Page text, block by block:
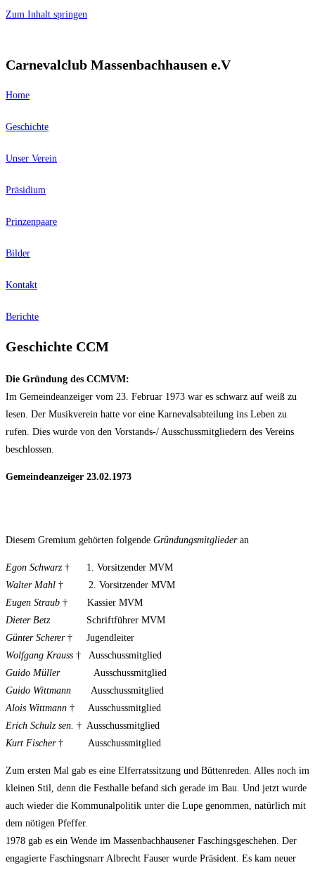
Zum Inhalt springen
Carnevalclub Massenbachhausen e.V
Home
Geschichte
Unser Verein
Präsidium
Prinzenpaare
Bilder
Kontakt
Berichte
Geschichte CCM
Die Gründung des CCMVM:
Im Gemeindeanzeiger vom 23. Februar 1973 war es schwarz auf weiß zu
lesen. Der Musikverein hatte vor eine Karnevalsabteilung ins Leben zu
rufen. Dies wurde von den Vorstands-/ Ausschussmitgliedern des Vereins
beschlossen.
Gemeindeanzeiger 23.02.1973
Diesem Gremium gehörten folgende Gründungsmitgliederan
Egon Schwarz † 1. Vorsitzender MVM
Walter Mahl † 2. Vorsitzender MVM
Eugen Straub † Kassier MVM
Dieter Betz Schriftführer MVM
Günter Scherer † Jugendleiter
Wolfgang Krauss † Ausschussmitglied
Guido Müller Ausschussmitglied
Guido Wittmann Ausschussmitglied
Alois Wittmann † Ausschussmitglied
Erich Schulz sen. † Ausschussmitglied
Kurt Fischer † Ausschussmitglied
Zum ersten Mal gab es eine Elferratssitzung und Büttenreden. Alles noch im
kleinen Stil, denn die Festhalle befand sich gerade im Bau. Und jetzt wurde
auch wieder die Kommunalpolitik unter die Lupe genommen, natürlich mit
dem nötigen Pfeffer.
1978 gab es ein Wende im Massenbachhausener Faschingsgeschehen. Der
engagierte Faschingsnarr Albrecht Fauser wurde Präsident. Es kam neuer